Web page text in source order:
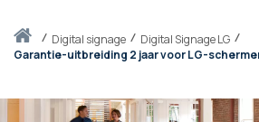
Thuisdigital signage
Digital Signage LG
Garantie-uitbreiding 2 jaar voor LG-